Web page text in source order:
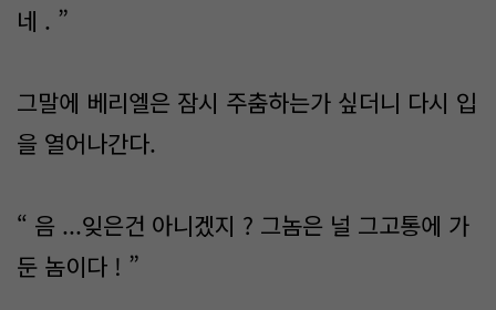
네 . ”
그말에 베리엘은 잠시 주춤하는가 싶더니 다시 입
을 열어나간다.
“ 음 ...잊은건 아니겠지 ? 그놈은 널 그고통에 가
둔 놈이다 ! ”